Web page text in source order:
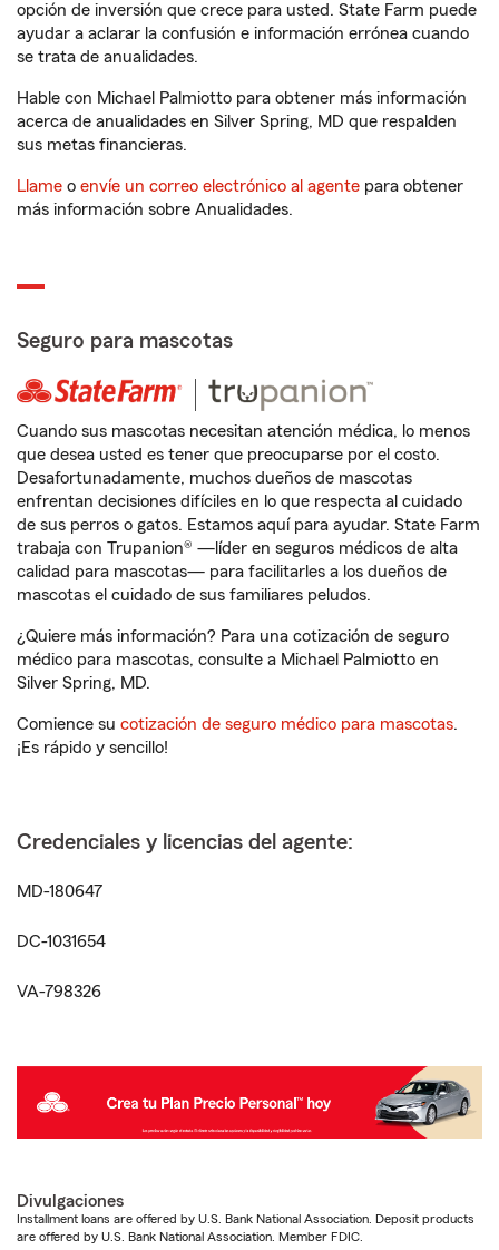
opción de inversión que crece para usted. State Farm puede
ayudar a aclarar la confusión e información errónea cuando
se trata de anualidades.
Hable con Michael Palmiotto para obtener más información
acerca de anualidades en Silver Spring, MD que respalden
sus metas financieras.
Llame o envíe un correo electrónico al agente para obtener
más información sobre Anualidades.
Seguro para mascotas
Cuando sus mascotas necesitan atención médica, lo menos
que desea usted es tener que preocuparse por el costo.
Desafortunadamente, muchos dueños de mascotas
enfrentan decisiones difíciles en lo que respecta al cuidado
de sus perros o gatos. Estamos aquí para ayudar. State Farm
trabaja con Trupanion® —líder en seguros médicos de alta
calidad para mascotas— para facilitarles a los dueños de
mascotas el cuidado de sus familiares peludos.
¿Quiere más información? Para una cotización de seguro
médico para mascotas, consulte a Michael Palmiotto en
Silver Spring, MD.
Comience su cotización de seguro médico para mascotas.
¡Es rápido y sencillo!
Credenciales y licencias del agente:
MD-180647
DC-1031654
VA-798326
Divulgaciones
Installment loans are offered by U.S. Bank National Association. Deposit products
are offered by U.S. Bank National Association. Member FDIC.